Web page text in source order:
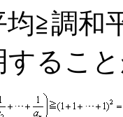
≧調和
るこ